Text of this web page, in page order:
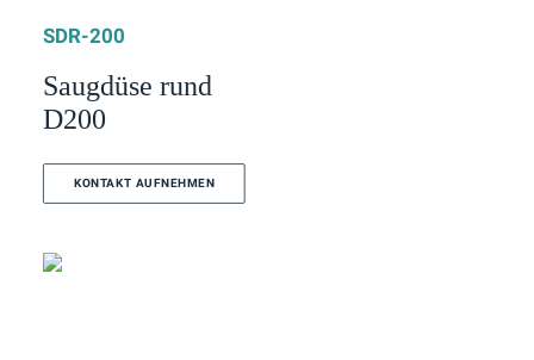
SDR-200
Saugdüse rund
D200
KONTAKT AUFNEHMEN